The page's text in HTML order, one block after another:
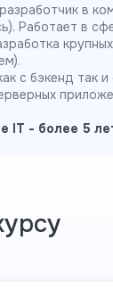
в
Работает в
крупных
с бэкенд так
IT - более 5